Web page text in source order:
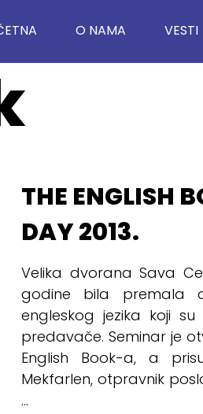
O NAMA VESTI
THE ENGLISH
DAY 2013.
Velika dvorana Sava
godine bila premala
engleskog jezika koji
predavače. Seminar je
English Book-a, a
Mekfarlen, otpravnik
...